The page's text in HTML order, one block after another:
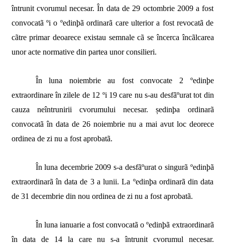
întrunit cvorumul necesar. În data de 29 octombrie 2009 a fost
convocatã ºi o ºedinþã ordinarã care ulterior a fost revocatã de
cãtre primar deoarece existau semnale cã se încerca încãlcarea
unor acte normative din partea unor consilieri.
În luna noiembrie au fost convocate 2 ºedinþe
extraordinare în zilele de 12 ºi 19 care nu s-au desfãºurat tot din
cauza neîntrunirii cvorumului necesar. ședinþa ordinarã
convocatã în data de 26 noiembrie nu a mai avut loc deorece
ordinea de zi nu a fost aprobatã.
În luna decembrie 2009 s-a desfãºurat o singurã ºedinþã
extraordinarã în data de 3 a lunii. La ºedinþa ordinarã din data
de 31 decembrie din nou ordinea de zi nu a fost aprobatã.
În luna ianuarie a fost convocatã o ºedinþã extraordinarã
în data de 14 la care nu s-a întrunit cvorumul necesar.